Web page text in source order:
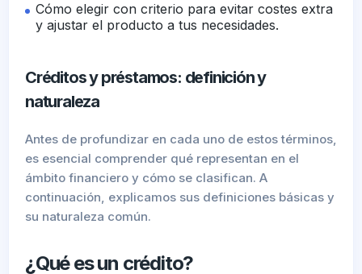
Cómo elegir con criterio para evitar costes extra
y ajustar el producto a tus necesidades.
Créditos y préstamos: definición y
naturaleza
Antes de profundizar en cada uno de estos términos,
es esencial comprender qué representan en el
ámbito financiero y cómo se clasifican. A
continuación, explicamos sus definiciones básicas y
su naturaleza común.
¿Qué es un crédito?